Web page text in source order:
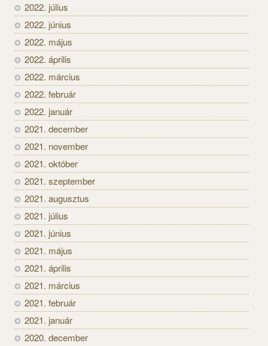
2022. július
2022. június
2022. május
2022. április
2022. március
2022. február
2022. január
2021. december
2021. november
2021. október
2021. szeptember
2021. augusztus
2021. július
2021. június
2021. május
2021. április
2021. március
2021. február
2021. január
2020. december